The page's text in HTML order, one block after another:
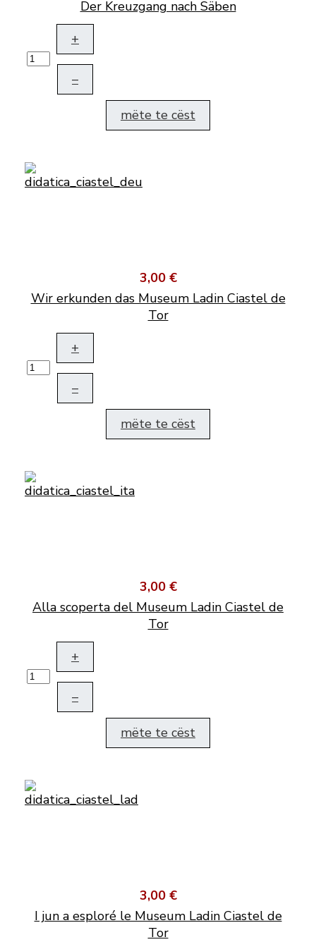
Der Kreuzgang nach Säben
+
–
mëte te cëst
3,00 €
Wir erkunden das Museum Ladin Ciastel de
Tor
+
–
mëte te cëst
3,00 €
Alla scoperta del Museum Ladin Ciastel de
Tor
+
–
mëte te cëst
3,00 €
I jun a esploré le Museum Ladin Ciastel de
Tor